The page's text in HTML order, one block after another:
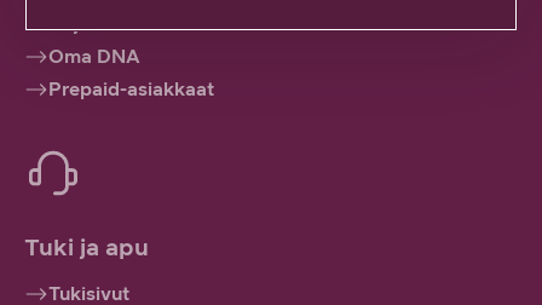
Kirjaudu sisään
Oma DNA
Prepaid-asiakkaat
Tuki ja apu
Tukisivut